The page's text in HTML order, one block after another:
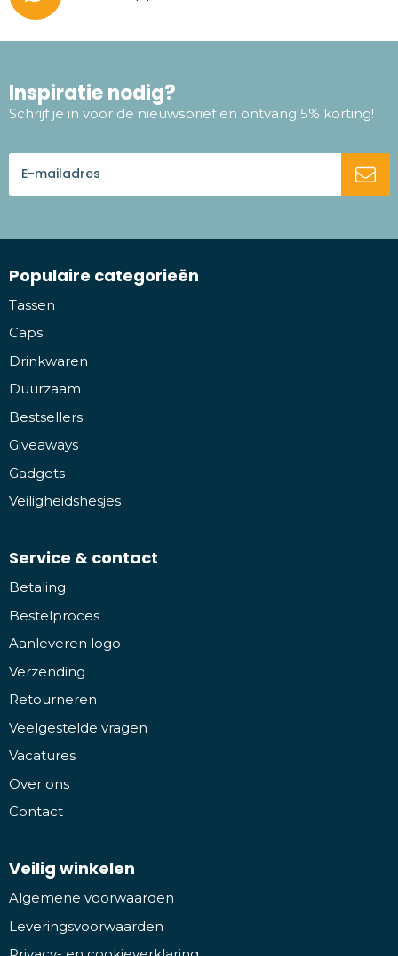
Inspiratie nodig?
Schrijf je in voor de nieuwsbrief en ontvang 5% korting!
Populaire categorieën
Tassen
Caps
Drinkwaren
Duurzaam
Bestsellers
Giveaways
Gadgets
Veiligheidshesjes
Service & contact
Betaling
Bestelproces
Aanleveren logo
Verzending
Retourneren
Veelgestelde vragen
Vacatures
Over ons
Contact
Veilig winkelen
Algemene voorwaarden
Leveringsvoorwaarden